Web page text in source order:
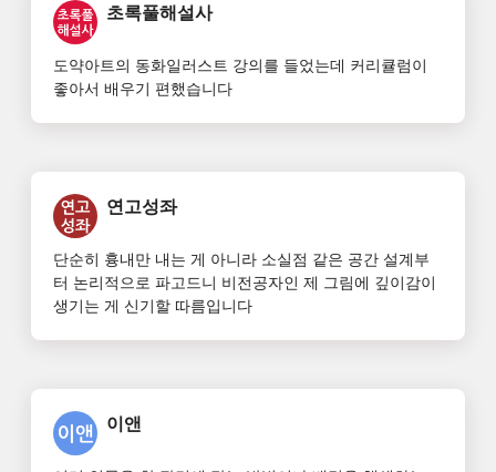
초록풀해설사
도약아트의 동화일러스트 강의를 들었는데 커리큘럼이
좋아서 배우기 편했습니다
연고성좌
단순히 흉내만 내는 게 아니라 소실점 같은 공간 설계부
터 논리적으로 파고드니 비전공자인 제 그림에 깊이감이
생기는 게 신기할 따름입니다
이앤